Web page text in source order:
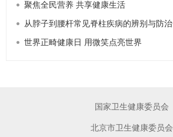
聚焦全民营养 共享健康生活
从脖子到腰杆常见脊柱疾病的辨别与防治
世界正畸健康日 用微笑点亮世界
国家卫生健康委员会
北京市卫生健康委员会